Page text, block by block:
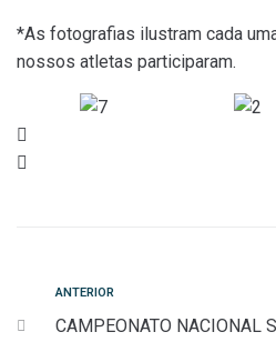
*As fotografias ilustram cada
nossos atletas participaram.
Navegação
Anterior
ANTERIOR
CAMPEONATO NACIONAL